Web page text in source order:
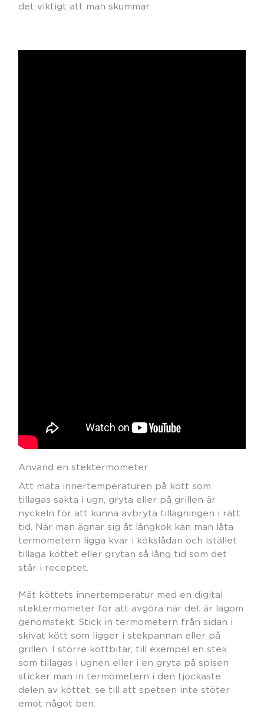
det viktigt att man skummar.
Använd en stektermometer
Att mäta innertemperaturen på kött som
tillagas sakta i ugn, gryta eller på grillen är
nyckeln för att kunna avbryta tillagningen i rätt
tid. När man ägnar sig åt långkok kan man låta
termometern ligga kvar i kökslådan och istället
tillaga köttet eller grytan så lång tid som det
står i receptet.
Mät köttets innertemperatur med en digital
stektermometer för att avgöra när det är lagom
genomstekt. Stick in termometern från sidan i
skivat kött som ligger i stekpannan eller på
grillen. I större köttbitar, till exempel en stek
som tillagas i ugnen eller i en gryta på spisen
sticker man in termometern i den tjockaste
delen av köttet, se till att spetsen inte stöter
emot något ben.